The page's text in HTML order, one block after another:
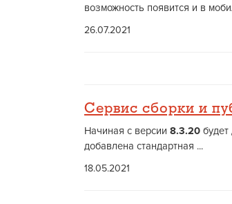
возможность появится и в
26.07.2021
Сервис сборки и
Начиная с версии 8.3.20
добавлена стандартная ...
18.05.2021